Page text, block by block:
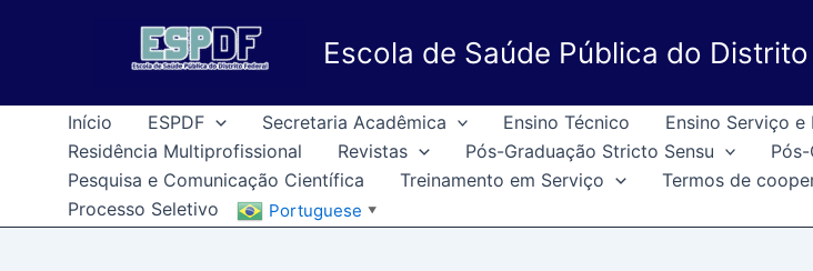
conteúdo
Escola de Saúde Pública do
Início ESPDF Secretaria Acadêmica Ensino Técnico Ensino Serviço e
Residência Multiprofissional
Revistas Pós-Graduação Stricto Sensu
Pesquisa e Comunicação Científica
Treinamento em Serviço Termos de
Processo Seletivo
Portuguese ▼